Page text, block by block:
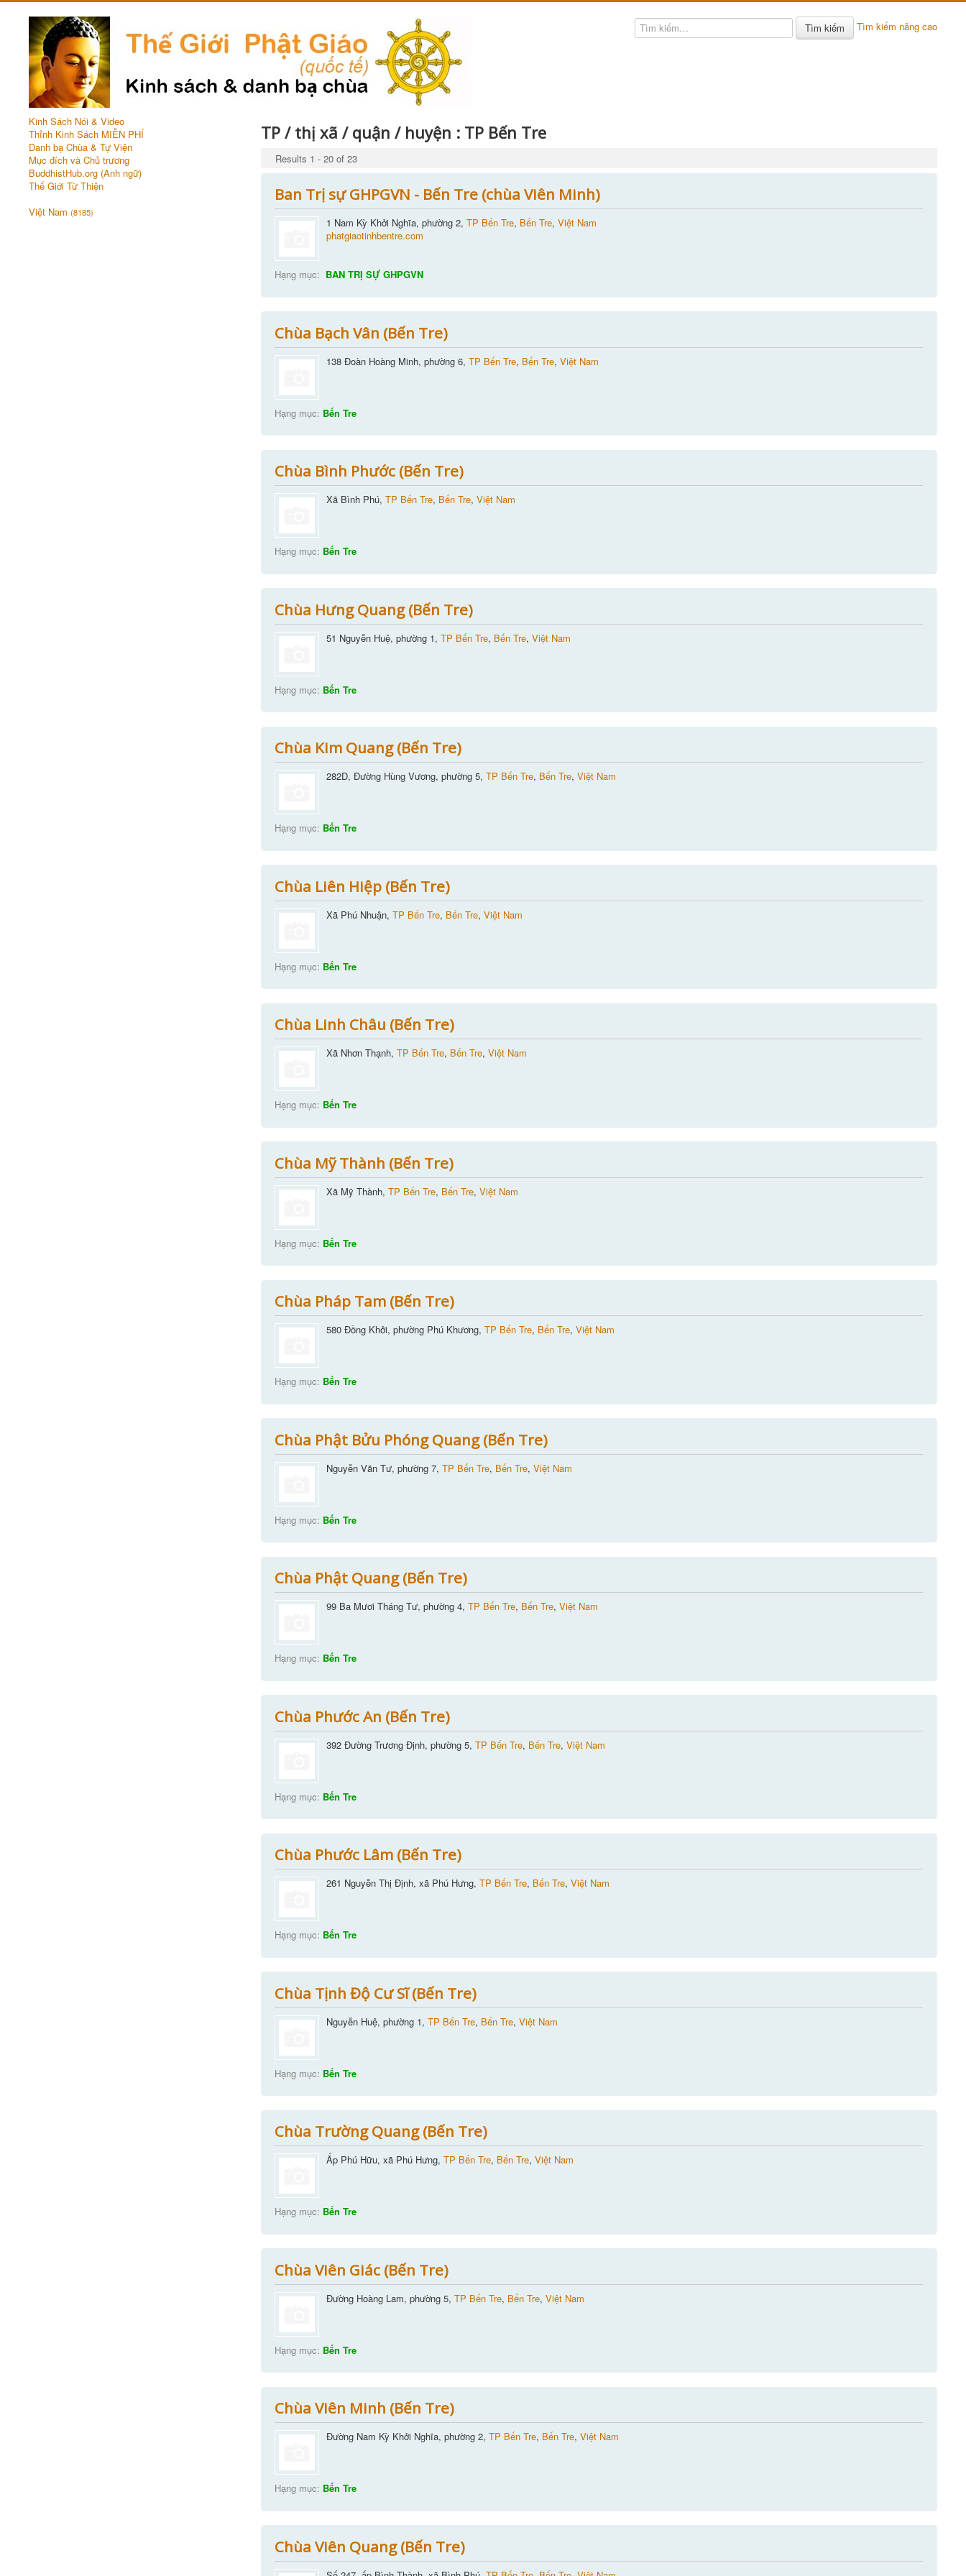
Tìm kiếm Tìm kiếm nâng cao
Kinh Sách Nói & Video
Thỉnh Kinh Sách MIỄN PHÍ
Danh bạ Chùa & Tự Viện
Mục đích và Chủ trương
BuddhistHub.org (Anh ngữ)
Thế Giới Từ Thiện
Việt Nam (8185)
TP / thị xã / quận / huyện : TP Bến Tre
Results 1 - 20 of 23
Ban Trị sự GHPGVN - Bến Tre (chùa Viên Minh)
1 Nam Kỳ Khởi Nghĩa, phường 2,TP Bến Tre, Bến Tre,Việt Nam
phatgiaotinhbentre.com
Hạng mục: BAN TRỊ SỰ GHPGVN
Chùa Bạch Vân (Bến Tre)
138 Đoàn Hoàng Minh, phường 6,TP Bến Tre, Bến Tre,Việt Nam
Hạng mục: Bến Tre
Chùa Bình Phước (Bến Tre)
Xã Bình Phú,TP Bến Tre, Bến Tre,Việt Nam
Hạng mục: Bến Tre
Chùa Hưng Quang (Bến Tre)
51 Nguyễn Huệ, phường 1,TP Bến Tre, Bến Tre,Việt Nam
Hạng mục: Bến Tre
Chùa Kim Quang (Bến Tre)
282D, Đường Hùng Vương, phường 5,TP Bến Tre, Bến Tre,Việt Nam
Hạng mục: Bến Tre
Chùa Liên Hiệp (Bến Tre)
Xã Phú Nhuận,TP Bến Tre, Bến Tre,Việt Nam
Hạng mục: Bến Tre
Chùa Linh Châu (Bến Tre)
Xã Nhơn Thạnh,TP Bến Tre, Bến Tre,Việt Nam
Hạng mục: Bến Tre
Chùa Mỹ Thành (Bến Tre)
Xã Mỹ Thành,TP Bến Tre, Bến Tre,Việt Nam
Hạng mục: Bến Tre
Chùa Pháp Tam (Bến Tre)
580 Đồng Khởi, phường Phú Khương,TP Bến Tre, Bến Tre,Việt Nam
Hạng mục: Bến Tre
Chùa Phật Bửu Phóng Quang (Bến Tre)
Nguyễn Văn Tư, phường 7,TP Bến Tre, Bến Tre,Việt Nam
Hạng mục: Bến Tre
Chùa Phật Quang (Bến Tre)
99 Ba Mươi Tháng Tư, phường 4,TP Bến Tre, Bến Tre,Việt Nam
Hạng mục: Bến Tre
Chùa Phước An (Bến Tre)
392 Đường Trương Định, phường 5,TP Bến Tre, Bến Tre,Việt Nam
Hạng mục: Bến Tre
Chùa Phước Lâm (Bến Tre)
261 Nguyễn Thị Định, xã Phú Hưng,TP Bến Tre, Bến Tre,Việt Nam
Hạng mục: Bến Tre
Chùa Tịnh Độ Cư Sĩ (Bến Tre)
Nguyễn Huệ, phường 1,TP Bến Tre, Bến Tre,Việt Nam
Hạng mục: Bến Tre
Chùa Trường Quang (Bến Tre)
Ấp Phú Hữu, xã Phú Hưng,TP Bến Tre, Bến Tre,Việt Nam
Hạng mục: Bến Tre
Chùa Viên Giác (Bến Tre)
Đường Hoàng Lam, phường 5,TP Bến Tre, Bến Tre,Việt Nam
Hạng mục: Bến Tre
Chùa Viên Minh (Bến Tre)
Đường Nam Kỳ Khởi Nghĩa, phường 2,TP Bến Tre, Bến Tre,Việt Nam
Hạng mục: Bến Tre
Chùa Viên Quang (Bến Tre)